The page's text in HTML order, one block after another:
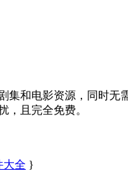
和电影资源，同时无
，且完全免费。
大全 }